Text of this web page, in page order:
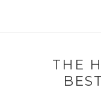
THE